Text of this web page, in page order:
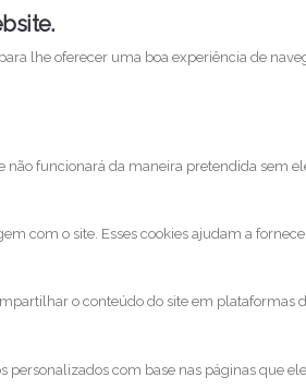
lhe oferecer uma boa experiência de
não funcionará da maneira pretendida sem
com o site. Esses cookies ajudam a
o conteúdo do site em plataformas
com base nas páginas que